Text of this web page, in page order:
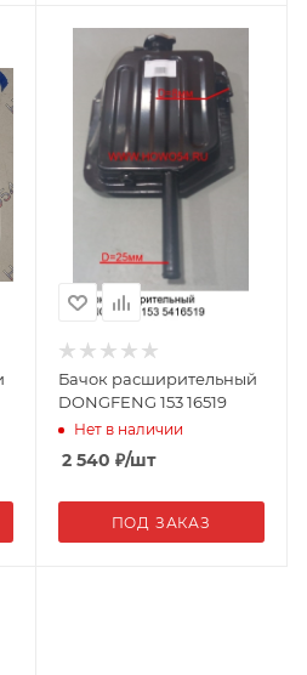
Бачок расширительный
DONGFENG 153 16519
Нет в наличии
2 540 ₽/шт
ПОД ЗАКАЗ